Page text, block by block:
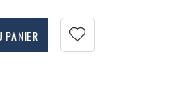
PANIER